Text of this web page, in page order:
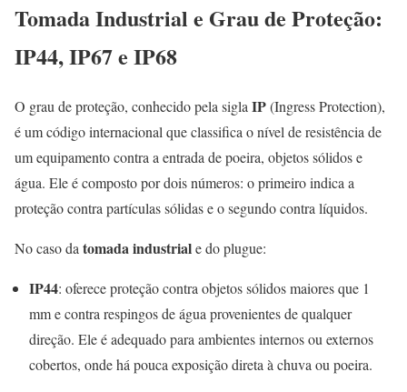
Tomada Industrial e Grau de Proteção:
IP44, IP67 e IP68
O grau de proteção, conhecido pela sigla IP(Ingress Protection),
é um código internacional que classifica o nível de resistência de
um equipamento contra a entrada de poeira, objetos sólidos e
água. Ele é composto por dois números: o primeiro indica a
proteção contra partículas sólidas e o segundo contra líquidos.
No caso da tomada industriale do plugue:
IP44: oferece proteção contra objetos sólidos maiores que 1
mm e contra respingos de água provenientes de qualquer
direção. Ele é adequado para ambientes internos ou externos
cobertos, onde há pouca exposição direta à chuva ou poeira.